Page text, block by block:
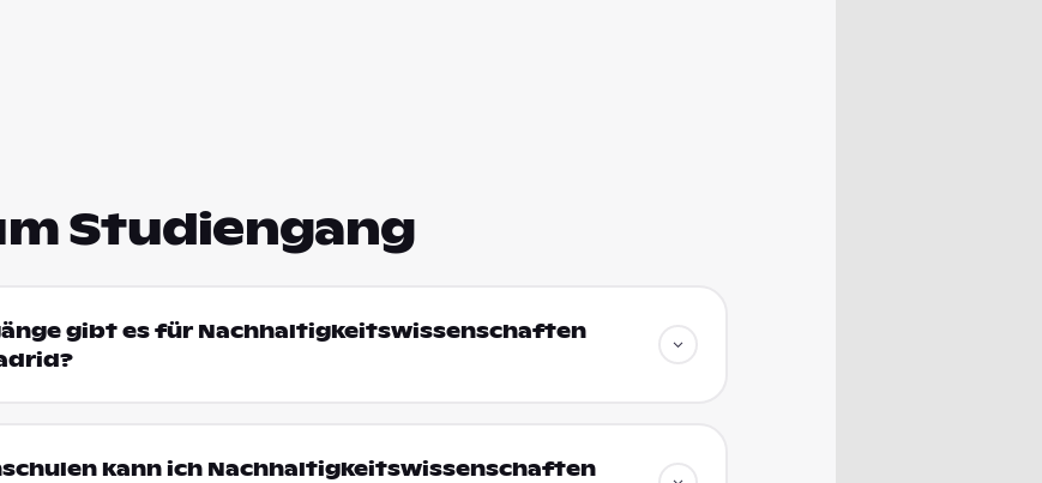
Studiengang
gibt es für Nachhaltigkeitswissenschaften
kann ich Nachhaltigkeitswissenschaften